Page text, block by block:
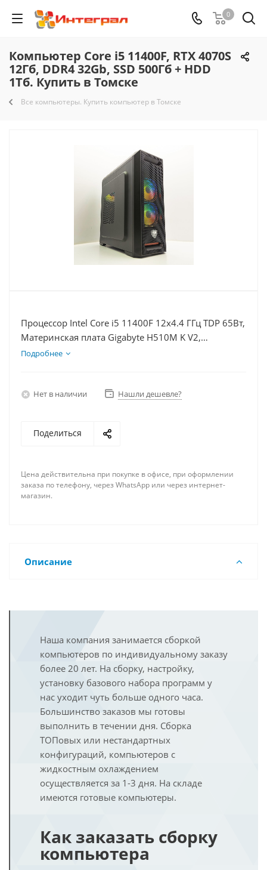
0
Компьютер Core i5 11400F, RTX 4070S
12Гб, DDR4 32Gb, SSD 500Гб + HDD
1Тб. Купить в Томске
Все компьютеры. Купить компьютер в Томске
Процессор Intel Core i5 11400F 12x4.4 ГГц TDP 65Вт,
Материнская плата Gigabyte H510M K V2,
Видеокарта RTX 4070S 12Гб, Память DDR4 32Gb,
Подробнее
Нет в наличии Нашли дешевле?
Поделиться
Цена действительна при покупке в офисе, при оформлении
заказа по телефону, через WhatsApp или через интернет-
магазин.
Описание
Наша компания занимается сборкой
компьютеров по индивидуальному заказу
более 20 лет. На сборку, настройку,
установку базового набора программ у
нас уходит чуть больше одного часа.
Большинство заказов мы готовы
выполнить в течении дня. Сборка
ТОПовых или нестандартных
конфигураций, компьютеров с
жидкостным охлаждением
осуществляется за 1-3 дня. На складе
имеются готовые компьютеры.
Как заказать сборку
компьютера